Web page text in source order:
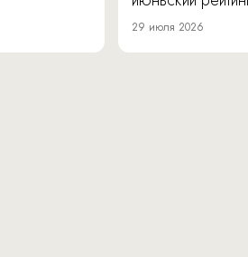
29 июля 2026